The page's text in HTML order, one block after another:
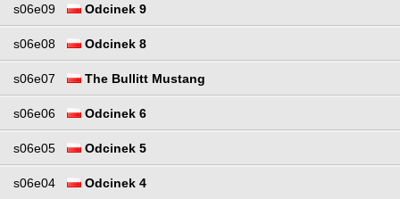
s06e09 Odcinek 9
s06e08 Odcinek 8
s06e07 The Bullitt Mustang
s06e06 Odcinek 6
s06e05 Odcinek 5
s06e04 Odcinek 4